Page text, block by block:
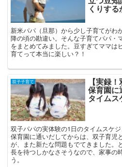
くりする
新米パパ（旦那）から少し子育てがわ
降の頃の勘違い。そんな子育てパパ・
をまとめてみました。豆すぎてママは
育てって本当に楽しい？！
双子子育て 【実録
保育園に
タイムス
双子パパの実体験の1日のタイムスケ
保育園に通いだしてからは、双子育児
が、また新たな問題もでてきました。
長を待つしかなさそうなので、家事の
う。